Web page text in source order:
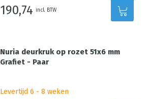
190,74 incl. BTW
Nuria deurkruk op rozet 51x6 mm
Grafiet - Paar
Levertijd 6 - 8 weken